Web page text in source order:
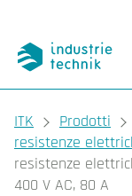
You are here:
ITK Prodotti
resistenze
resistenze
400 V AC, 80 A